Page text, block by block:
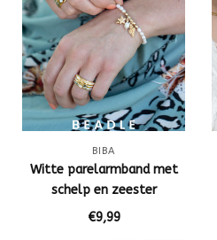
BIBA
Witte parelarmband met
schelp en zeester
€9,99